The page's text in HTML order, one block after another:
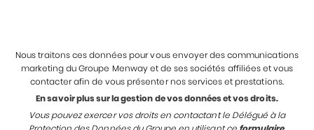
Nous traitons ces données pour vous envoyer des communications
marketing du Groupe Menway et de ses sociétés affiliées et vous
contacter afin de vous présenter nos services et prestations.
En savoir plus sur la gestion de vos données et vos droits.
Vous pouvez exercer vos droits en contactant le Délégué à la